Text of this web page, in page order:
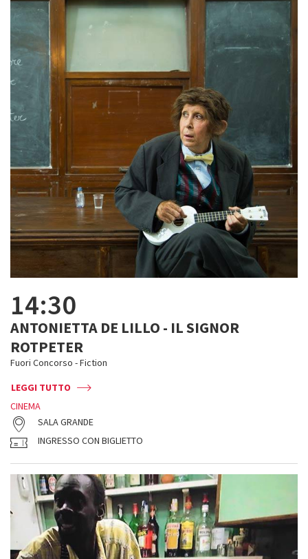
14:30
ANTONIETTA DE LILLO - IL SIGNOR
ROTPETER
Fuori Concorso - Fiction
LEGGI TUTTO
CINEMA
SALA GRANDE
INGRESSO CON BIGLIETTO